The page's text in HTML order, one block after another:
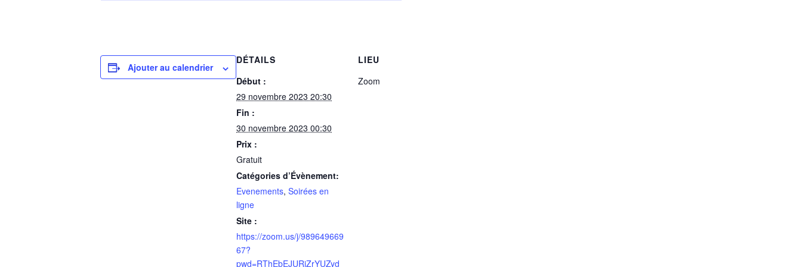
Ajouter au calendrier
DÉTAILS
Début :
29 novembre 2023 20:30
Fin :
30 novembre 2023 00:30
Prix :
Gratuit
Catégories d’Évènement:
Evenements, Soirées en
ligne
Site :
https://zoom.us/j/989649669
67?
pwd=RThEbEJURjZrYUZyd
LIEU
Zoom